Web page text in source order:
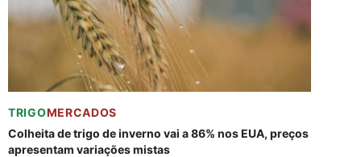
TRIGOMERCADOS
Colheita de trigo de inverno vai a 86% nos EUA, preços
apresentam variações mistas